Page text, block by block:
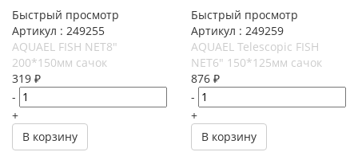
Быстрый просмотр
Артикул : 249255
AQUAEL FISH NET8"
200*150мм сачок
319 ₽
-
+
В корзину
Быстрый просмотр
Артикул : 249259
AQUAEL Telescopic FISH
NET6" 150*125мм сачок
876 ₽
-
+
В корзину